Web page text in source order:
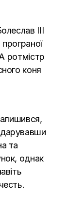
III
ротмістр
коня
та
однак